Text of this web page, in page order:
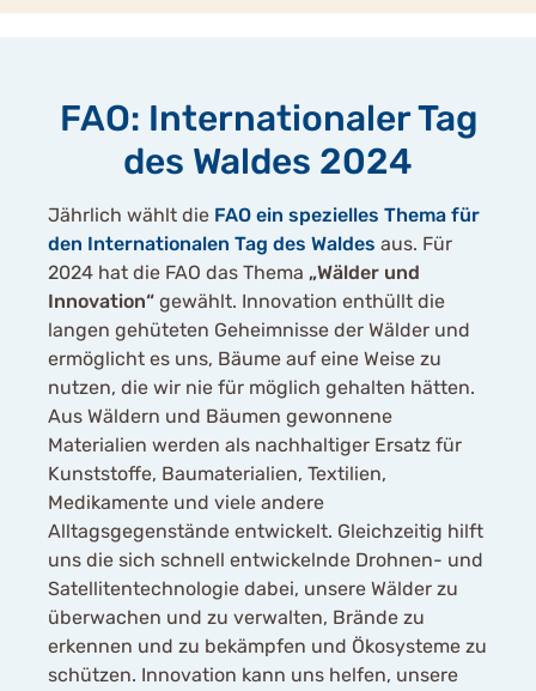
FAO: Internationaler Tag
des Waldes 2024
Jährlich wählt die FAO ein spezielles Thema für
den Internationalen Tag des Waldes aus. Für
2024 hat die FAO das Thema „Wälder und
Innovation“ gewählt. Innovation enthüllt die
langen gehüteten Geheimnisse der Wälder und
ermöglicht es uns, Bäume auf eine Weise zu
nutzen, die wir nie für möglich gehalten hätten.
Aus Wäldern und Bäumen gewonnene
Materialien werden als nachhaltiger Ersatz für
Kunststoffe, Baumaterialien, Textilien,
Medikamente und viele andere
Alltagsgegenstände entwickelt. Gleichzeitig hilft
uns die sich schnell entwickelnde Drohnen- und
Satellitentechnologie dabei, unsere Wälder zu
überwachen und zu verwalten, Brände zu
erkennen und zu bekämpfen und Ökosysteme zu
schützen. Innovation kann uns helfen, unsere